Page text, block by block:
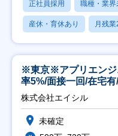
正社員採用 職種・業界
産休・育休あり 月残
※東京※アプリエンジ
率5%/面接一回/在宅有
株式会社エイシル
未確定